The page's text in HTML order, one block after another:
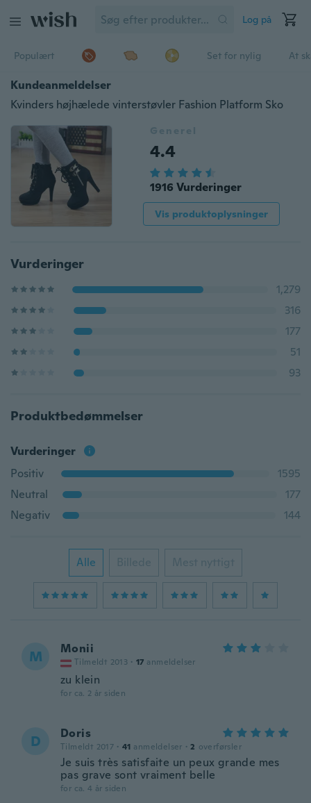
Log på
Populært Set for nylig At
Kundeanmeldelser
Kvinders højhælede vinterstøvler Fashion Platform Sko
Generel
4.4
1916 Vurderinger
Vis produktoplysninger
Vurderinger
1,279
316
177
51
93
Produktbedømmelser
Vurderinger
Positiv
1595
Neutral
177
Negativ
144
Alle Billede Mest nyttigt
M Monii
Tilmeldt 2013 · 17 anmeldelser
zu klein
for ca. 2 år siden
D Doris
Tilmeldt 2017 · 41 anmeldelser · 2 overførsler
Je suis très satisfaite un peux grande mes
pas grave sont vraiment belle
for ca. 4 år siden